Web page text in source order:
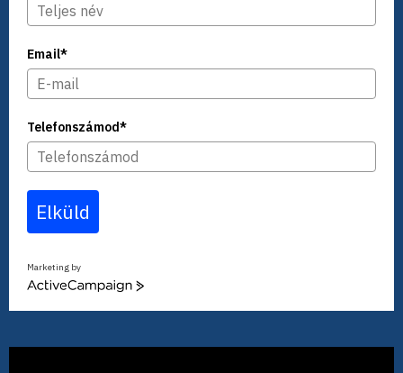
Email*
Telefonszámod*
Elküld
Marketing by
ActiveCampaign